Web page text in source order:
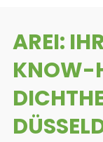
AREI:
KNOW-